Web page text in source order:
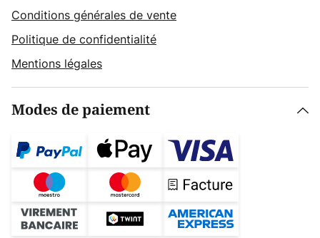
Conditions générales de vente
Politique de confidentialité
Mentions légales
Modes de paiement